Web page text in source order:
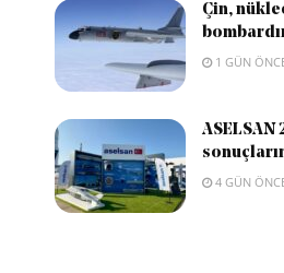
Çin,
1 GÜN
ASELSAN
4 GÜN